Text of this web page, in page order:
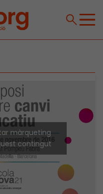
màrqueting
contingut